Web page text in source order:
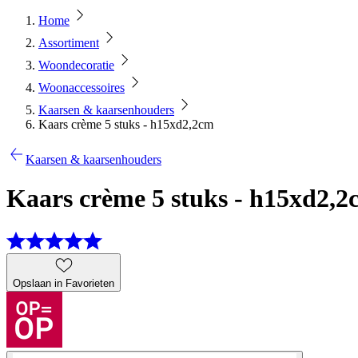
Home
Assortiment
Woondecoratie
Woonaccessoires
Kaarsen & kaarsenhouders
Kaars crème 5 stuks - h15xd2,2cm
Kaarsen & kaarsenhouders
Kaars crème 5 stuks -
Opslaan in Favorieten